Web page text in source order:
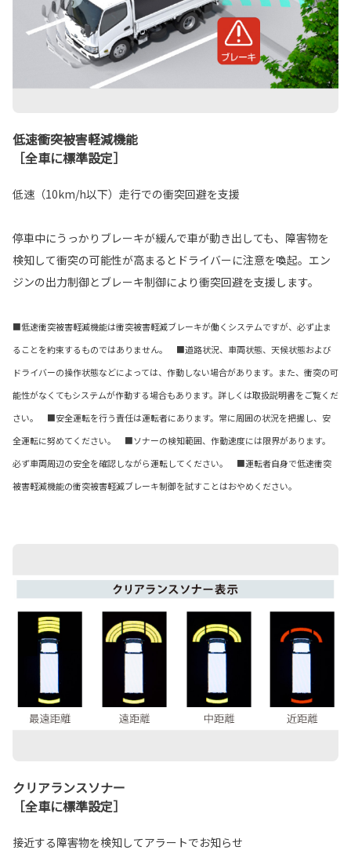
低速衝突被害軽減機能
［全車に標準設定］
低速（10km/h以下）走行での衝突回避を支援
停車中にうっかりブレーキが緩んで車が動き出しても、障害物を
検知して衝突の可能性が高まるとドライバーに注意を喚起。エン
ジンの出力制御とブレーキ制御により衝突回避を支援します。
■低速衝突被害軽減機能は衝突被害軽減ブレーキが働くシステムですが、必ず止ま
ることを約束するものではありません。 ■道路状況、車両状態、天候状態および
ドライバーの操作状態などによっては、作動しない場合があります。また、衝突の可
能性がなくてもシステムが作動する場合もあります。詳しくは取扱説明書をご覧くだ
さい。 ■安全運転を行う責任は運転者にあります。常に周囲の状況を把握し、安
全運転に努めてください。 ■ソナーの検知範囲、作動速度には限界があります。
必ず車両周辺の安全を確認しながら運転してください。 ■運転者自身で低速衝突
被害軽減機能の衝突被害軽減ブレーキ制御を試すことはおやめください。
クリアランスソナー
［全車に標準設定］
接近する障害物を検知してアラートでお知らせ